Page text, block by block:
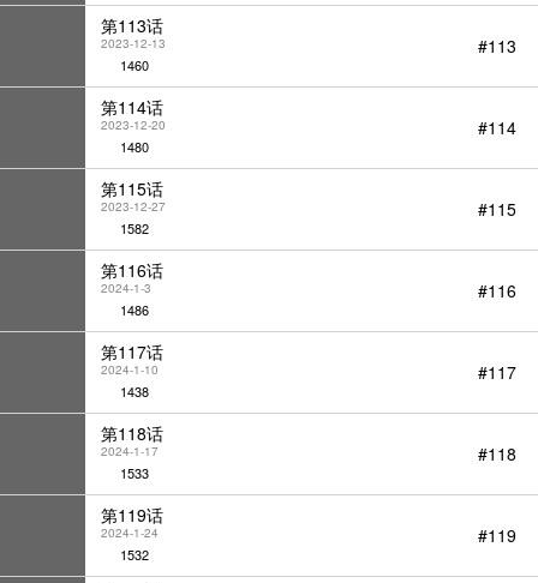
第113话
2023-12-13
1460
#113
第114话
2023-12-20
1480
#114
第115话
2023-12-27
1582
#115
第116话
2024-1-3
1486
#116
第117话
2024-1-10
1438
#117
第118话
2024-1-17
1533
#118
第119话
2024-1-24
1532
#119